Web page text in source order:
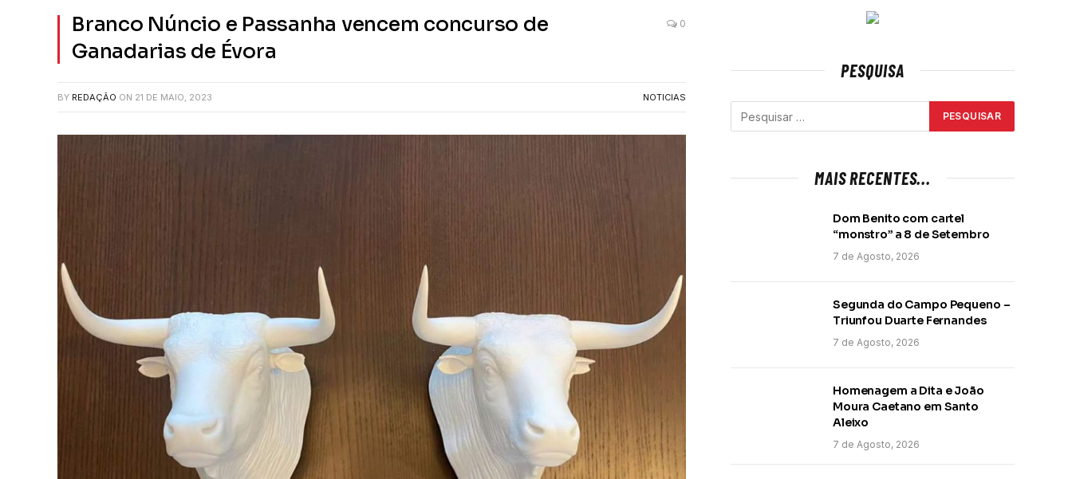
Branco Núncio e Passanha vencem concurso de
Ganadarias de Évora
0
BY REDAÇÃO ON 21 DE MAIO, 2023 NOTICIAS
PESQUISA
MAIS RECENTES...
Dom Benito com cartel
“monstro” a 8 de Setembro
7 de Agosto, 2026
Segunda do Campo Pequeno –
Triunfou Duarte Fernandes
7 de Agosto, 2026
Homenagem a Dita e João
Moura Caetano em Santo
Aleixo
7 de Agosto, 2026